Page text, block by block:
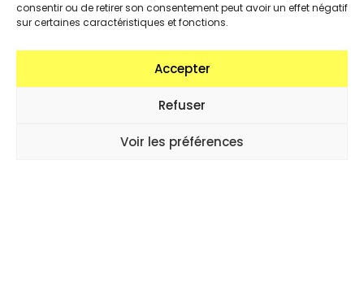
consentir ou de retirer son consentement peut avoir un effet négatif
sur certaines caractéristiques et fonctions.
Accepter
Refuser
Voir les préférences
droit à la portabilité.
contactant par e-mail (contact@looops.org) ou
par courrier à Loop-s asbl, Rue Alfred Orban 11, 1190
Forest, en joignant une preuve d’identité. Vous
avez également le droit d’introduire une plainte
Autorité de protection des données
: www.autoriteprotectiondonnees.be